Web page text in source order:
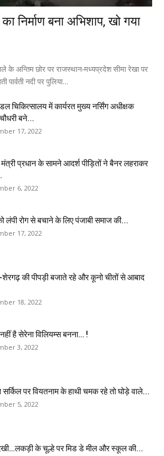
का निर्माण बना अभिशाप, खो गया
के अन्तिम छोर पर राजस्थान-मध्यप्रदेश सीमा रेखा पर
नदी पर पुलिया...
चिकित्सालय में कार्यरत मुख्य नर्सिंग अधीक्षक
चौधरी बने...
17, 2022
प्रधान के सामने आदर्श पीड़ितों ने बैनर लहराकर
6, 2022
लंपी रोग से बचाने के लिए पंजाबी समाज की...
17, 2022
की पीपड़ी बजाते रहे और कूनो चीतों से आबाद
18, 2022
है सेरेना विलियम्स बनना… !
3, 2022
पर वियतनाम के हाथी चमक रहे तो घोड़े वाले...
5, 2022
के चूल्हे पर मिड डे मील और स्कूल की...